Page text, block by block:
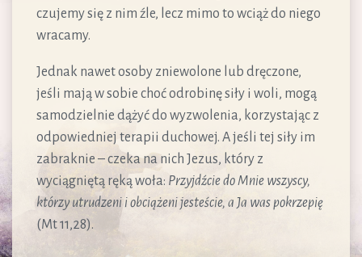
czujemy się z nim źle, lecz mimo to wciąż do niego
wracamy.
Jednak nawet osoby zniewolone lub dręczone,
jeśli mają w sobie choć odrobinę siły i woli, mogą
samodzielnie dążyć do wyzwolenia, korzystając z
odpowiedniej terapii duchowej. A jeśli tej siły im
zabraknie – czeka na nich Jezus, który z
wyciągniętą ręką woła: Przyjdźcie do Mnie wszyscy,
którzy utrudzeni i obciążeni jesteście, a Ja was pokrzepię
(Mt 11,28).